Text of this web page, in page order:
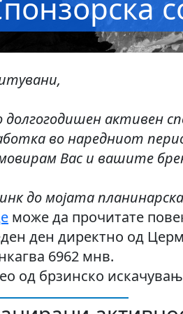
долгогодишен активен
во наредниот
Вас и вашите
до мојата
може да прочитате
ден директно од
6962 мнв.
од брзинско